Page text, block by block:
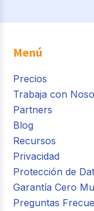
Menú
Precios
Trabaja con
Partners
Blog
Recursos
Privacidad
Protección de
Garantía Cero
Preguntas